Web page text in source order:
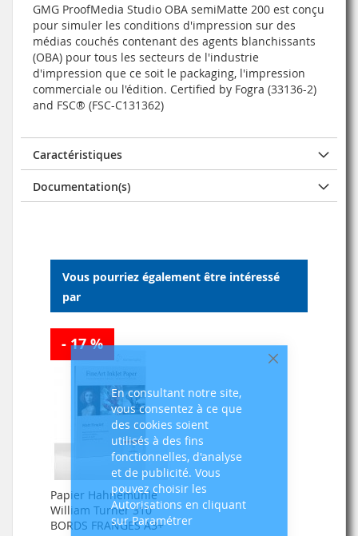
Fermer
En consultant notre site,
vous consentez à ce que
des cookies soient
utilisés à des fins
fonctionnelles, d'analyse
et de publicité. Vous
pouvez choisir les
Autorisations en cliquant
sur Paramétrer
GMG ProofMedia Studio OBA semiMatte 200 est conçu
pour simuler les conditions d'impression sur des
médias couchés contenant des agents blanchissants
(OBA) pour tous les secteurs de l'industrie
d'impression que ce soit le packaging, l'impression
commerciale ou l'édition. Certified by Fogra (33136-2)
and FSC® (FSC-C131362)
Caractéristiques
Documentation(s)
Vous pourriez également être intéressé
par
- 17 %
Papier Hahnemühle
William Turner 310
BORDS FRANGES A3+